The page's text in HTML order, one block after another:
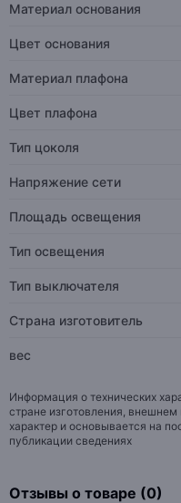
Материал основания
Цвет основания
Материал плафона
Цвет плафона
Тип цоколя
Напряжение сети
Площадь освещения
Тип освещения
Тип выключателя
Страна изготовитель
вес
Информация о технических
стране изготовления,
характер и основывается на
публикации сведениях
Отзывы о товаре (0)